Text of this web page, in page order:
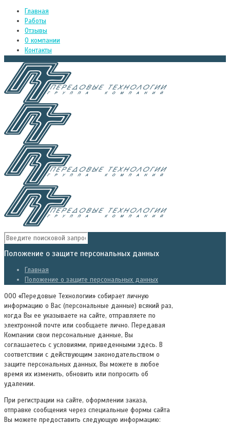
Главная
Работы
Отзывы
О компании
Контакты
Положение о защите персональных данных
Главная
Положение о защите персональных данных
ООО «Передовые Технологии» собирает личную
информацию о Вас (персональные данные) всякий раз,
когда Вы ее указываете на сайте, отправляете по
электронной почте или сообщаете лично. Передавая
Компании свои персональные данные, Вы
соглашаетесь с условиями, приведенными здесь. В
соответствии с действующим законодательством о
защите персональных данных, Вы можете в любое
время их изменить, обновить или попросить об
удалении.
При регистрации на сайте, оформлении заказа,
отправке сообщения через специальные формы сайта
Вы можете предоставить следующую информацию: